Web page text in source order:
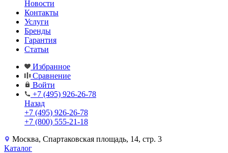
Новости
Контакты
Услуги
Бренды
Гарантия
Статьи
Избранное
Сравнение
Войти
+7 (495) 926-26-78
Назад
+7 (495) 926-26-78
+7 (800) 555-21-18
Москва, Спартаковская площадь, 14, стр. 3
Каталог